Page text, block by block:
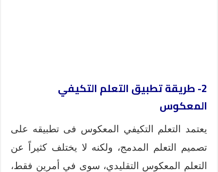
2- طريقة تطبيق التعلم التكيفي
المعكوس
يعتمد التعلم التكيفي المعكوس فى تطبيقه على
تصميم التعلم المدمج، ولكنه لا يختلف كثيراً عن
التعلم المعكوس التقليدي، سوى في أمرين فقط،